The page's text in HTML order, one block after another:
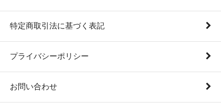
特定商取引法に基づく表記
プライバシーポリシー
お問い合わせ